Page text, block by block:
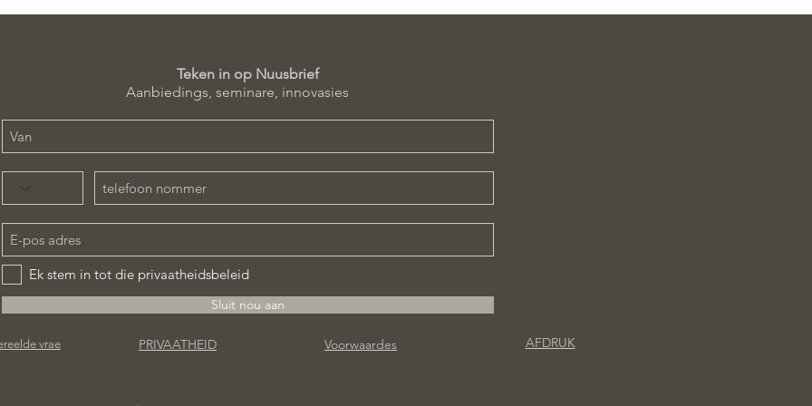
Teken in op Nuusbrief
Aanbiedings, seminare, innovasies
Ek stem in tot die privaatheidsbeleid
Sluit nou aan
AFDRUK
vrae PRIVAATHEID Voorwaardes